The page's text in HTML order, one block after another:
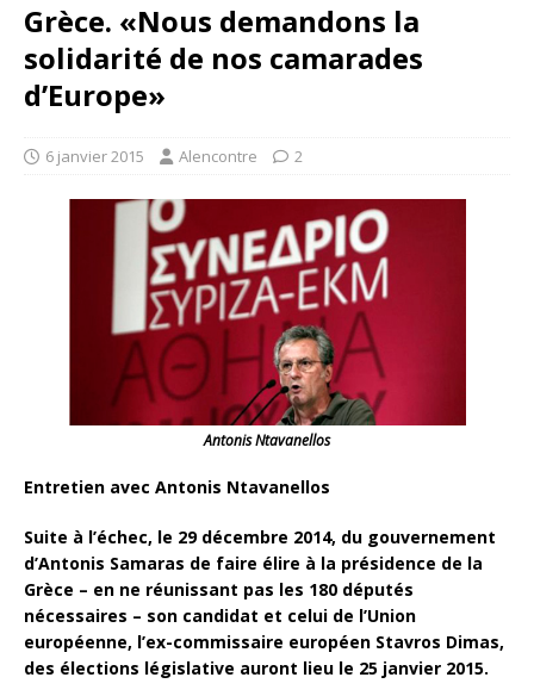
Grèce. «Nous demandons la
solidarité de nos camarades
d’Europe»
6 janvier 2015 Alencontre 2
AntonisNtavanellos
Entretien avec Antonis Ntavanellos
Suite à l’échec, le 29 décembre 2014, du gouvernement
d’Antonis Samaras de faire élire à la présidence de la
Grèce – en ne réunissant pas les 180 députés
nécessaires – son candidat et celui de l’Union
européenne, l’ex-commissaire européen Stavros Dimas,
des élections législative auront lieu le 25 janvier 2015.